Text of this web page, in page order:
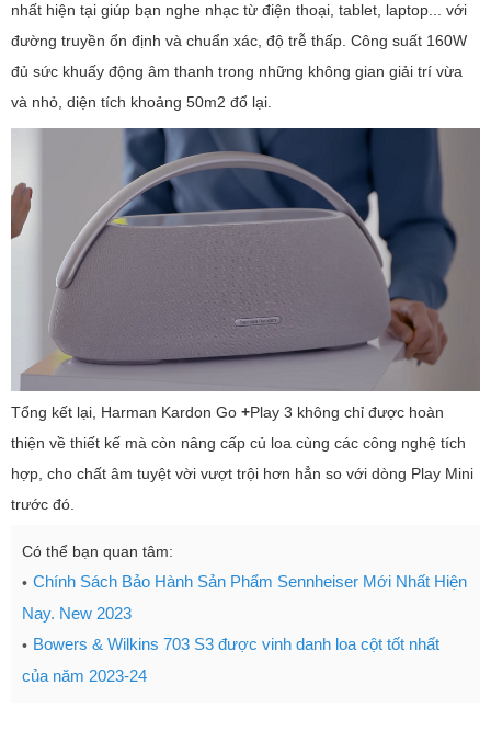
nhất hiện tại giúp bạn nghe nhạc từ điện thoại, tablet, laptop... với
đường truyền ổn định và chuẩn xác, độ trễ thấp. Công suất 160W
đủ sức khuấy động âm thanh trong những không gian giải trí vừa
và nhỏ, diện tích khoảng 50m2 đổ lại.
Tổng kết lại, Harman Kardon Go +Play 3 không chỉ được hoàn
thiện về thiết kế mà còn nâng cấp củ loa cùng các công nghệ tích
hợp, cho chất âm tuyệt vời vượt trội hơn hẳn so với dòng Play Mini
trước đó.
Có thể bạn quan tâm:
Chính Sách Bảo Hành Sản Phẩm Sennheiser Mới Nhất Hiện
Nay. New 2023
Bowers & Wilkins 703 S3 được vinh danh loa cột tốt nhất
của năm 2023-24